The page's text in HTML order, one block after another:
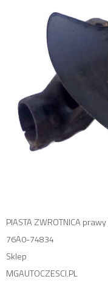
PIASTA ZWROTNICA
76A0-74834
Sklep
MGAUTOCZESCI.PL